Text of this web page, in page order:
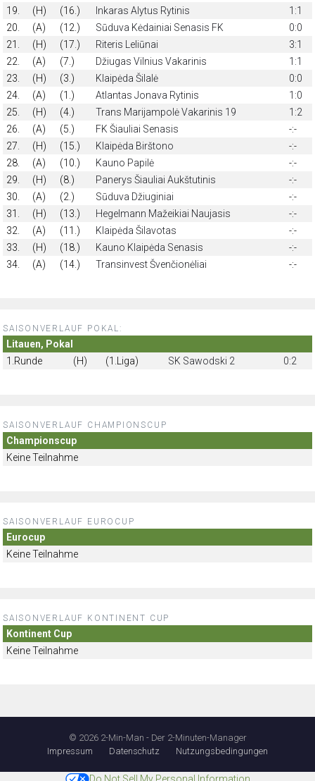
19.
(H) (16.) Inkaras Alytus Rytinis
1:1
20.
(A) (12.) Sūduva Kėdainiai Senasis FK
0:0
21.
(H) (17.) Riteris Leliūnai
3:1
22.
(A) (7.) Džiugas Vilnius Vakarinis
1:1
23.
(H) (3.) Klaipėda Šilalė
0:0
24.
(A) (1.) Atlantas Jonava Rytinis
1:0
25.
(H) (4.) Trans Marijampolė Vakarinis 19
1:2
26.
(A) (5.) FK Šiauliai Senasis
-:-
27.
(H) (15.) Klaipėda Birštono
-:-
28.
(A) (10.) Kauno Papilė
-:-
29.
(H) (8.) Panerys Šiauliai Aukštutinis
-:-
30.
(A) (2.) Sūduva Džiuginiai
-:-
31.
(H) (13.) Hegelmann Mažeikiai Naujasis
-:-
32.
(A) (11.) Klaipėda Šilavotas
-:-
33.
(H) (18.) Kauno Klaipėda Senasis
-:-
34.
(A) (14.) Transinvest Švenčionėliai -:-
SAISONVERLAUF POKAL:
Litauen, Pokal
1.Runde
(H) (1.Liga) SK Sawodski 2 0:2
SAISONVERLAUF CHAMPIONSCUP
Championscup
Keine Teilnahme
SAISONVERLAUF EUROCUP
Eurocup
Keine Teilnahme
SAISONVERLAUF KONTINENT CUP
Kontinent Cup
Keine Teilnahme
© 2026 2-Min-Man - Der 2-Minuten-Manager
Impressum
Datenschutz Nutzungsbedingungen
Do Not Sell My Personal Information